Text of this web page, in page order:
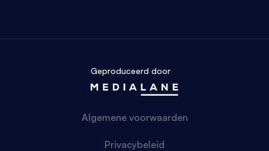
Geproduceerd door
Algemene voorwaarden
Privacybeleid